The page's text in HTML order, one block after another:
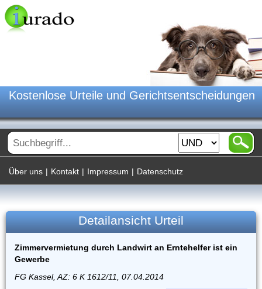
Kostenlose Urteile und Gerichtsentscheidungen
Über uns | Kontakt | Impressum | Datenschutz
Detailansicht Urteil
Zimmervermietung durch Landwirt an Erntehelfer ist ein
Gewerbe
FG Kassel, AZ: 6 K 1612/11, 07.04.2014